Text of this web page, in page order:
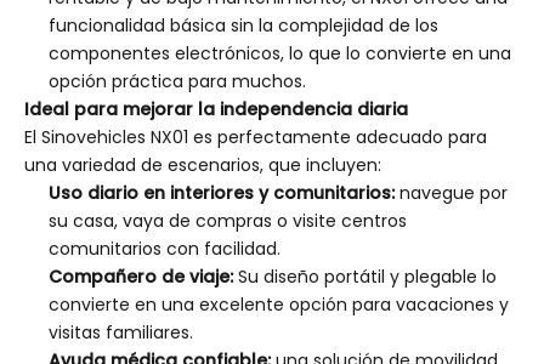
funcionalidad básica sin la complejidad de los
componentes electrónicos, lo que lo convierte en una
opción práctica para muchos.
Ideal para mejorar la independencia diaria
El Sinovehicles NX01 es perfectamente adecuado para
una variedad de escenarios, que incluyen:
Uso diario en interiores y comunitarios:navegue por
su casa, vaya de compras o visite centros
comunitarios con facilidad.
Compañero de viaje:Su diseño portátil y plegable lo
convierte en una excelente opción para vacaciones y
visitas familiares.